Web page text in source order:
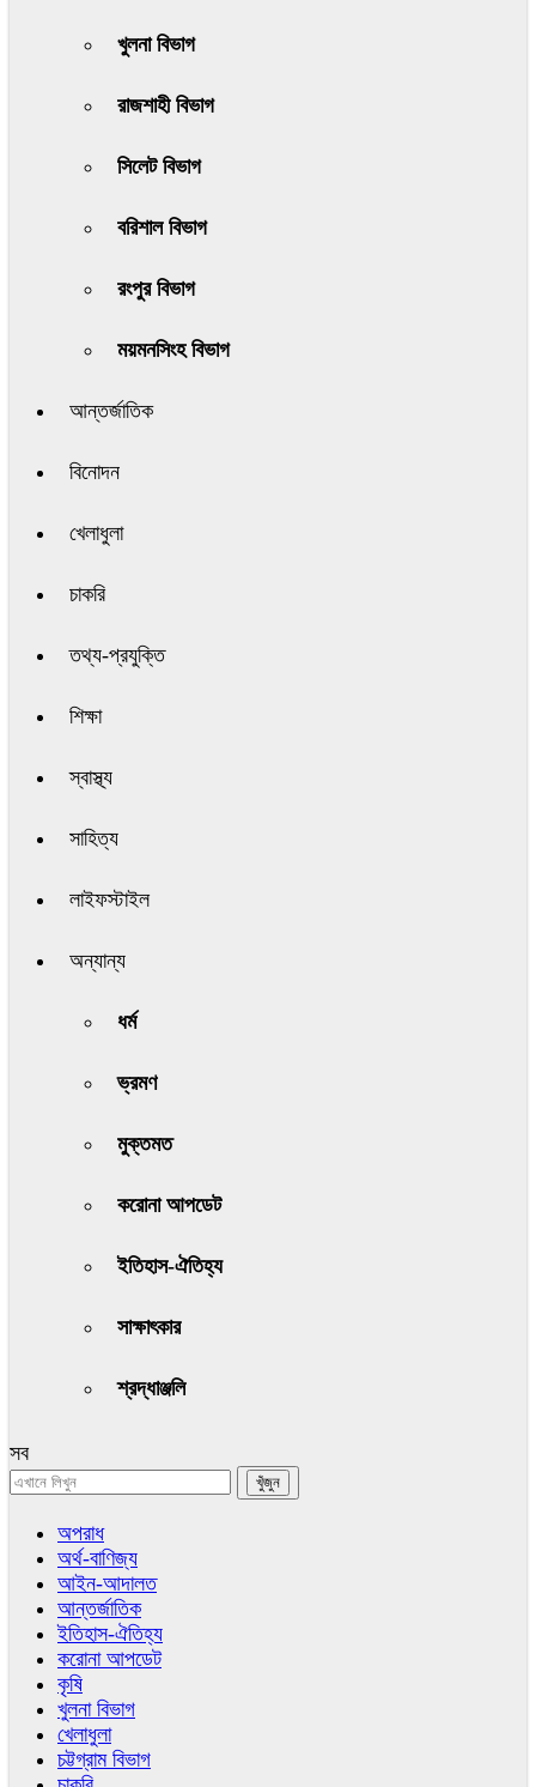
খুলনা বিভাগ
রাজশাহী বিভাগ
সিলেট বিভাগ
বরিশাল বিভাগ
রংপুর বিভাগ
ময়মনসিংহ বিভাগ
আন্তর্জাতিক
বিনোদন
খেলাধুলা
চাকরি
তথ্য-প্রযুক্তি
শিক্ষা
স্বাস্থ্য
সাহিত্য
লাইফস্টাইল
অন্যান্য
ধর্ম
ভ্রমণ
মুক্তমত
করোনা আপডেট
ইতিহাস-ঐতিহ্য
সাক্ষাৎকার
শ্রদ্ধাঞ্জলি
সব
অপরাধ
অর্থ-বাণিজ্য
আইন-আদালত
আন্তর্জাতিক
ইতিহাস-ঐতিহ্য
করোনা আপডেট
কৃষি
খুলনা বিভাগ
খেলাধুলা
চট্টগ্রাম বিভাগ